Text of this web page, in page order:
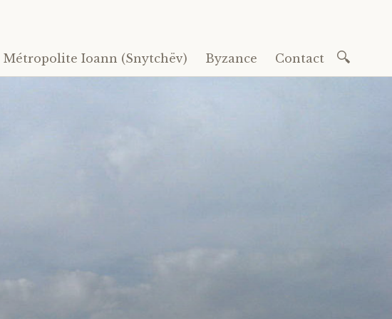
Métropolite Ioann (Snytchëv) Byzance Contact